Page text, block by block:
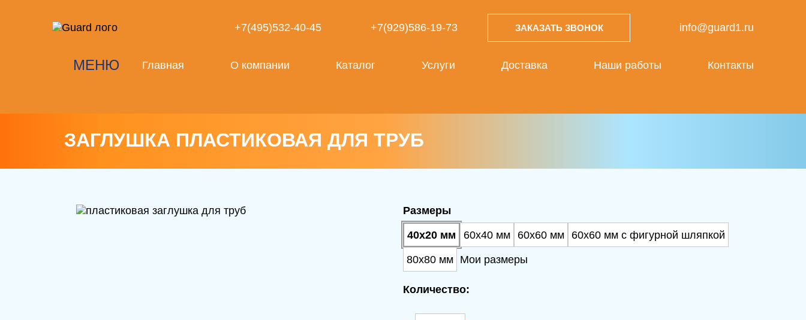
+7(495)532-40-45 +7(929)586-19-73 ЗАКАЗАТЬ ЗВОНОК info@guard1.ru
МЕНЮ Главная О компании Каталог Услуги Доставка Наши работы Контакты
ЗАГЛУШКА ПЛАСТИКОВАЯ ДЛЯ ТРУБ
Размеры
40х20 мм 60х40 мм 60х60 мм 60х60 мм с фигурной шляпкой
80х80 мм Мои размеры
Количество: